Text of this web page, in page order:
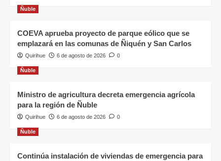
Ñuble
COEVA aprueba proyecto de parque eólico que se
emplazará en las comunas de Ñiquén y San Carlos
Quirihue 6 de agosto de 2026 0
Ñuble
Ministro de agricultura decreta emergencia agrícola
para la región de Ñuble
Quirihue 6 de agosto de 2026 0
Ñuble
Continúa instalación de viviendas de emergencia para